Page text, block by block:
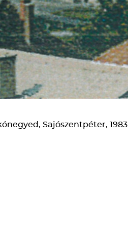
Sajószentpéter, 1983